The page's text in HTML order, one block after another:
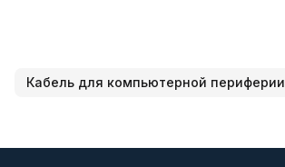
Кабель для компьютерной периферии